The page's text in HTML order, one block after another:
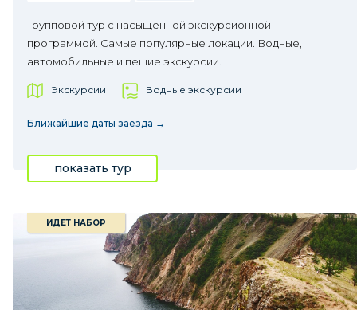
Групповой тур с насыщенной экскурсионной
программой. Самые популярные локации. Водные,
автомобильные и пешие экскурсии.
Экскурсии Водные экскурсии
Ближайшие даты заезда →
показать тур
ИДЕТ НАБОР